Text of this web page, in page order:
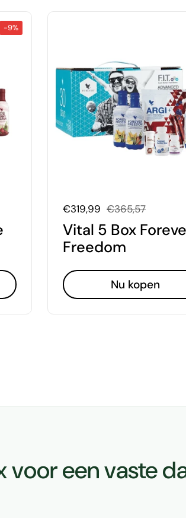
-9%
Uitverkoopprijs:
€319,99 Normale prijs:
€365,57
Vital 5 Box
Freedom
Nu kopen
een vaste